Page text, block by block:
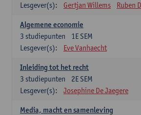
Lesgever(s):
Gertjan Willems Ruben
Algemene economie
1E SEM
3 studiepunten
Lesgever(s):
Eve Vanhaecht
Inleiding tot het recht
2E SEM
3 studiepunten
Lesgever(s):
Josephine De Jaegere
Media, macht en samenleving